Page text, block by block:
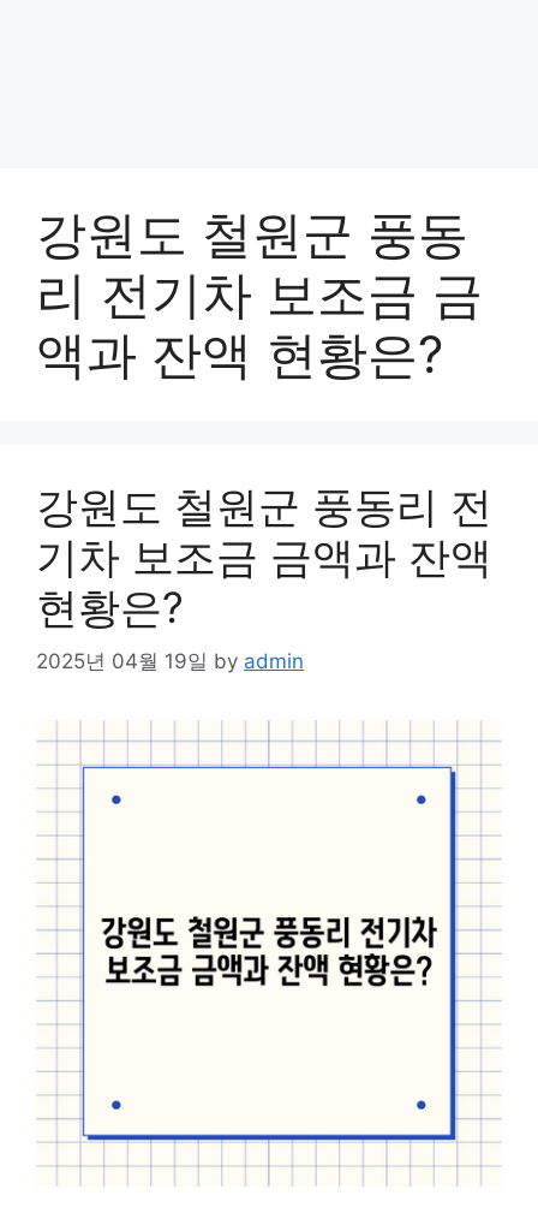
강원도 철원군 풍동
리 전기차 보조금 금
액과 잔액 현황은?
강원도 철원군 풍동리 전
기차 보조금 금액과 잔액
현황은?
2025년 04월 19일 by admin